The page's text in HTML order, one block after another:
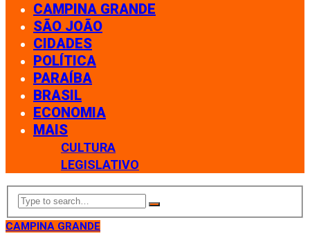
CAMPINA GRANDE
SÃO JOÃO
CIDADES
POLÍTICA
PARAÍBA
BRASIL
ECONOMIA
MAIS
CULTURA
LEGISLATIVO
CAMPINA GRANDE